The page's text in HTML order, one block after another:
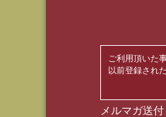
ご利用頂いた
以前登録され
メルマガ送付